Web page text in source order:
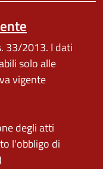
33/2013. I dati
solo alle
vigente
degli atti
l'obbligo di